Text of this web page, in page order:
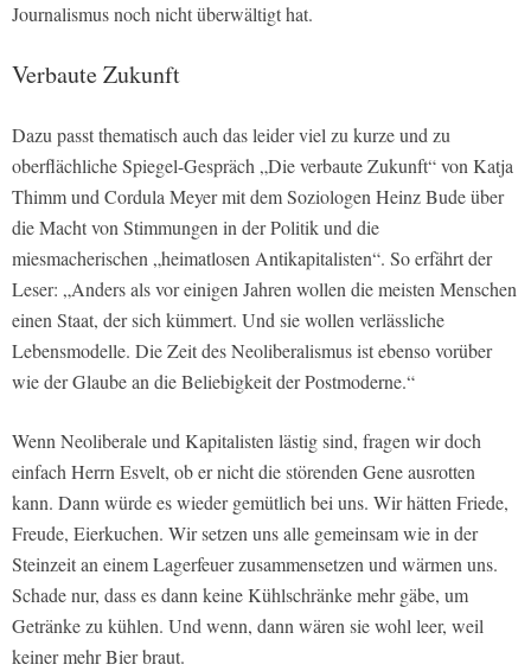
Journalismus noch nicht überwältigt hat.
Verbaute Zukunft
Dazu passt thematisch auch das leider viel zu kurze und zu
oberflächliche Spiegel-Gespräch „Die verbaute Zukunft“ von Katja
Thimm und Cordula Meyer mit dem Soziologen Heinz Bude über
die Macht von Stimmungen in der Politik und die
miesmacherischen „heimatlosen Antikapitalisten“. So erfährt der
Leser: „Anders als vor einigen Jahren wollen die meisten Menschen
einen Staat, der sich kümmert. Und sie wollen verlässliche
Lebensmodelle. Die Zeit des Neoliberalismus ist ebenso vorüber
wie der Glaube an die Beliebigkeit der Postmoderne.“
Wenn Neoliberale und Kapitalisten lästig sind, fragen wir doch
einfach Herrn Esvelt, ob er nicht die störenden Gene ausrotten
kann. Dann würde es wieder gemütlich bei uns. Wir hätten Friede,
Freude, Eierkuchen. Wir setzen uns alle gemeinsam wie in der
Steinzeit an einem Lagerfeuer zusammensetzen und wärmen uns.
Schade nur, dass es dann keine Kühlschränke mehr gäbe, um
Getränke zu kühlen. Und wenn, dann wären sie wohl leer, weil
keiner mehr Bier braut.